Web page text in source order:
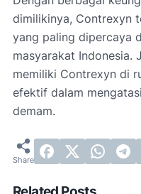
dimilikinya, Contrexyn
yang paling dipercaya
masyarakat Indonesia.
memiliki Contrexyn di
efektif dalam
demam.